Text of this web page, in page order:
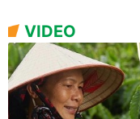
VIDEO